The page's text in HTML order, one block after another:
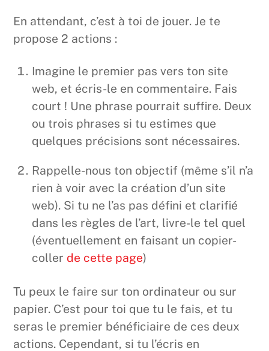
En attendant, c’est à toi de jouer. Je te
propose 2 actions :
Imagine le premier pas vers ton site
web, et écris-le en commentaire. Fais
court ! Une phrase pourrait suffire. Deux
ou trois phrases si tu estimes que
quelques précisions sont nécessaires.
Rappelle-nous ton objectif (même s’il n’a
rien à voir avec la création d’un site
web). Si tu ne l’as pas défini et clarifié
dans les règles de l’art, livre-le tel quel
(éventuellement en faisant un copier-
coller de cette page)
Tu peux le faire sur ton ordinateur ou sur
papier. C’est pour toi que tu le fais, et tu
seras le premier bénéficiaire de ces deux
actions. Cependant, si tu l’écris en